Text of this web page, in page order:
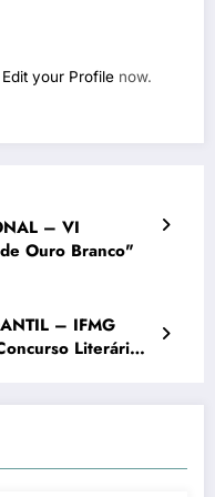
Edit your Profile now.
– VI
Ouro Branco"
– IFMG
Literário